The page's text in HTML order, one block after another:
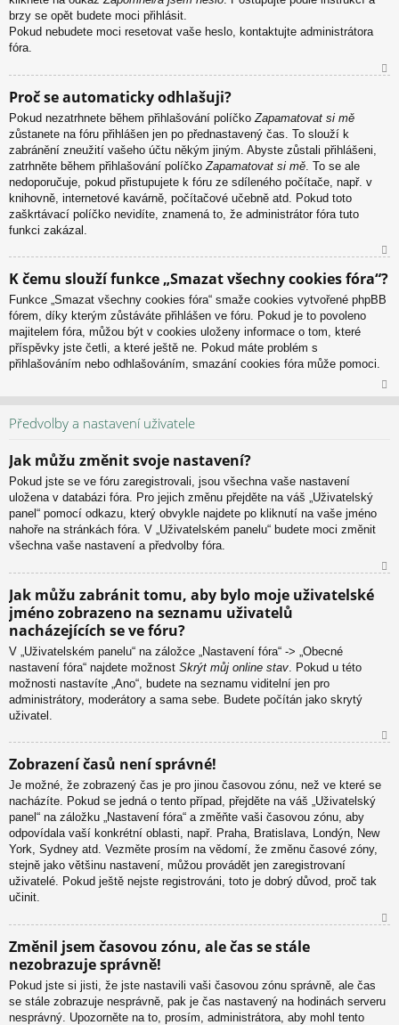
brzy se opět budete moci přihlásit.
Pokud nebudete moci resetovat vaše heslo, kontaktujte administrátora
fóra.
Proč se automaticky odhlašuji?
Pokud nezatrhnete během přihlašování políčko Zapamatovat si mě
zůstanete na fóru přihlášen jen po přednastavený čas. To slouží k
zabránění zneužití vašeho účtu někým jiným. Abyste zůstali přihlášeni,
zatrhněte během přihlašování políčko Zapamatovat si mě . To se ale
nedoporučuje, pokud přistupujete k fóru ze sdíleného počítače, např. v
knihovně, internetové kavárně, počítačové učebně atd. Pokud toto
zaškrtávací políčko nevidíte, znamená to, že administrátor fóra tuto
funkci zakázal.
ah
or
K čemu slouží funkce „Smazat všechny cookies fóra“?
Funkce „Smazat všechny cookies fóra“ smaže cookies vytvořené phpBB
fórem, díky kterým zůstáváte přihlášen ve fóru. Pokud je to povoleno
majitelem fóra, můžou být v cookies uloženy informace o tom, které
příspěvky jste četli, a které ještě ne. Pokud máte problém s
přihlašováním nebo odhlašováním, smazání cookies fóra může pomoci.
Předvolby a nastavení uživatele
Jak můžu změnit svoje nastavení?
Pokud jste se ve fóru zaregistrovali, jsou všechna vaše nastavení
uložena v databázi fóra. Pro jejich změnu přejděte na váš „Uživatelský
panel“ pomocí odkazu, který obvykle najdete po kliknutí na vaše jméno
nahoře na stránkách fóra. V „Uživatelském panelu“ budete moci změnit
všechna vaše nastavení a předvolby fóra.
Jak můžu zabránit tomu, aby bylo moje uživatelské
jméno zobrazeno na seznamu uživatelů
nacházejících se ve fóru?
V „Uživatelském panelu“ na záložce „Nastavení fóra“ -> „Obecné
nastavení fóra“ najdete možnost Skrýt můj online stav . Pokud u této
možnosti nastavíte „Ano“, budete na seznamu viditelní jen pro
administrátory, moderátory a sama sebe. Budete počítán jako skrytý
uživatel.
or
Zobrazení časů není správné!
Je možné, že zobrazený čas je pro jinou časovou zónu, než ve které se
nacházíte. Pokud se jedná o tento případ, přejděte na váš „Uživatelský
panel“ na záložku „Nastavení fóra“ a změňte vaši časovou zónu, aby
odpovídala vaší konkrétní oblasti, např. Praha, Bratislava, Londýn, New
York, Sydney atd. Vezměte prosím na vědomí, že změnu časové zóny,
stejně jako většinu nastavení, můžou provádět jen zaregistrovaní
uživatelé. Pokud ještě nejste registrováni, toto je dobrý důvod, proč tak
učinit.
Změnil jsem časovou zónu, ale čas se stále
nezobrazuje správně!
Pokud jste si jisti, že jste nastavili vaši časovou zónu správně, ale čas
se stále zobrazuje nesprávně, pak je čas nastavený na hodinách serveru
nesprávný. Upozorněte na to, prosím, administrátora, aby mohl tento